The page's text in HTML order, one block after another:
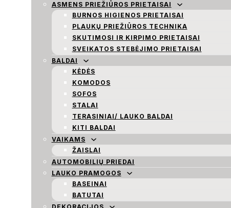
ASMENS PRIEŽIŪROS PRIETAISAI
BURNOS HIGIENOS PRIETAISAI
PLAUKŲ PRIEŽIŪROS TECHNIKA
SKUTIMOSI IR KIRPIMO PRIETAISAI
SVEIKATOS STEBĖJIMO PRIETAISAI
BALDAI
KĖDĖS
KOMODOS
SOFOS
STALAI
TERASINIAI/ LAUKO BALDAI
KITI BALDAI
VAIKAMS
ŽAISLAI
AUTOMOBILIŲ PRIEDAI
LAUKO PRAMOGOS
BASEINAI
BATUTAI